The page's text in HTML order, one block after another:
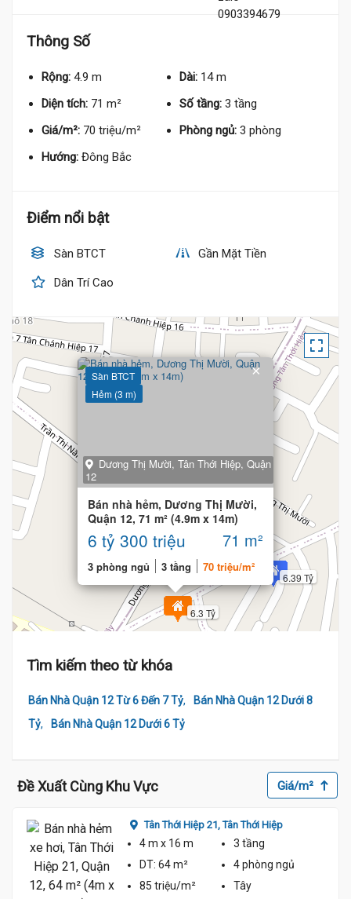
Thông Số
Rộng: 4.9 m Dài: 14 m
Diện tích: 71 m² Số tầng: 3 tầng
Giá/m²: 70 triệu/m² Phòng ngủ: 3 phòng
Hướng: Đông Bắc
Điểm nổi bật
Sàn BTCT Gần Mặt Tiền
Dân Trí Cao
6.3 Tỷ
6.39 Tỷ
Sàn BTCT
Hẻm (3 m)
Dương Thị Mười, Tân Thới Hiệp, Quận
12
Bán nhà hẻm, Dương Thị Mười,
Quận 12, 71 m² (4.9m x 14m)
6 tỷ 300 triệu 71 m²
3 phòng ngủ 3 tầng 70 triệu/m²
×
Tìm kiếm theo từ khóa
Bán Nhà Quận 12 Từ 6 Đến 7 Tỷ,
Bán Nhà Quận 12 Dưới 8
Tỷ, Bán Nhà Quận 12 Dưới 6 Tỷ
Đề Xuất Cùng Khu Vực Giá/m²
Tân Thới Hiệp 21,Tân Thới Hiệp
4 m x 16 m
3 tầng
DT: 64 m² 4 phòng ngủ
85 triệu/m²
Tây